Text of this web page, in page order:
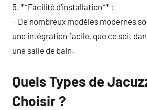
5. **Facilité d’installation** :
– De nombreux modèles modernes
une intégration facile, que ce soit
une salle de bain.
Quels Types de
Choisir ?